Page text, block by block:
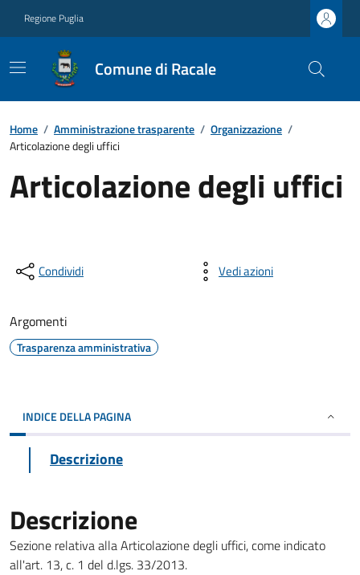
Regione Puglia
Comune di Racale
Home / Amministrazione trasparente / Organizzazione /
Articolazione degli uffici
Articolazione degli uffici
Condividi Vedi azioni
Argomenti
Trasparenza amministrativa
INDICE DELLA PAGINA
Descrizione
Descrizione
Sezione relativa alla Articolazione degli uffici, come indicato
all'art. 13, c. 1 del d.lgs. 33/2013.